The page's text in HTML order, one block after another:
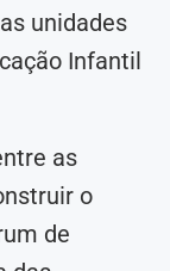
unidades
Infantil
as
o
de